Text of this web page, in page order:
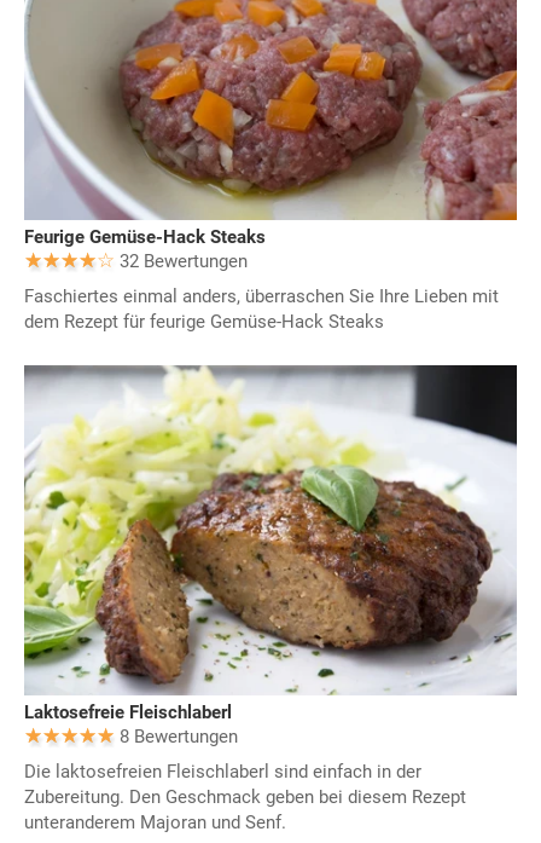
Feurige Gemüse-Hack Steaks
32 Bewertungen
Faschiertes einmal anders, überraschen Sie Ihre Lieben mit
dem Rezept für feurige Gemüse-Hack Steaks
Laktosefreie Fleischlaberl
8 Bewertungen
Die laktosefreien Fleischlaberl sind einfach in der
Zubereitung. Den Geschmack geben bei diesem Rezept
unteranderem Majoran und Senf.